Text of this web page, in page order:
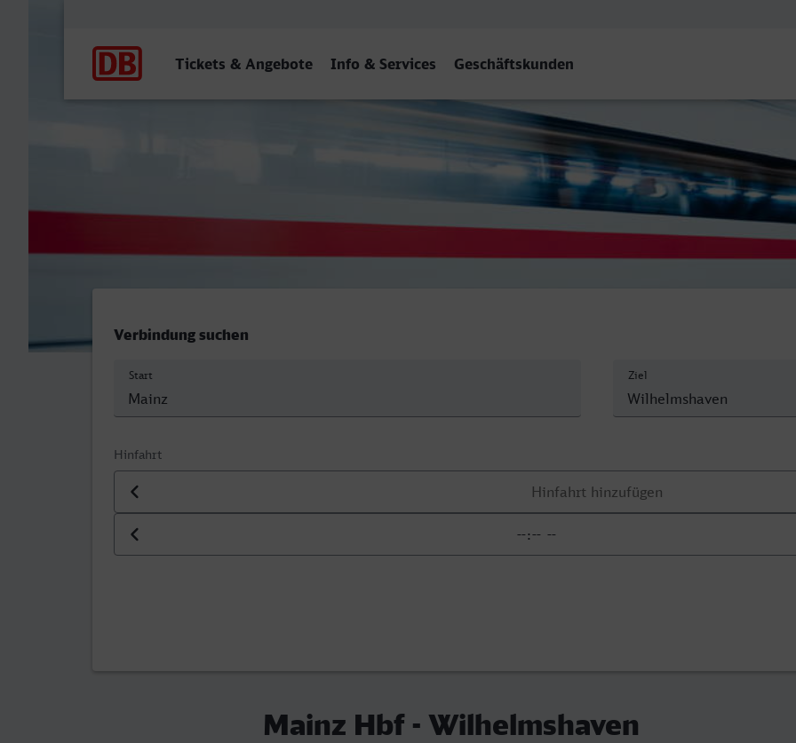
Tickets & Angebote Info & Services Geschäftskunden
Mainz Hbf - Wilhelmshaven
Verbindung suchen
Start Ziel
Hinfahrt
Datum der Hinfahrt
Uhrzeit der Hinfahrt
Mainz Hbf - Wilhelmshaven